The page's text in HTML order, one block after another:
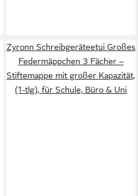
Zyronn Schreibgeräteetui Großes
Federmäppchen 3 Fächer –
Stiftemappe mit großer Kapazität,
(1-tlg), für Schule, Büro & Uni